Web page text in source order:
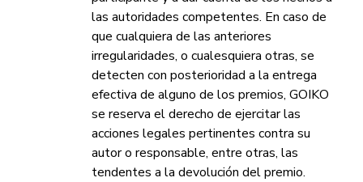
las autoridades competentes. En caso de
que cualquiera de las anteriores
irregularidades, o cualesquiera otras, se
detecten con posterioridad a la entrega
efectiva de alguno de los premios, GOIKO
se reserva el derecho de ejercitar las
acciones legales pertinentes contra su
autor o responsable, entre otras, las
tendentes a la devolución del premio.